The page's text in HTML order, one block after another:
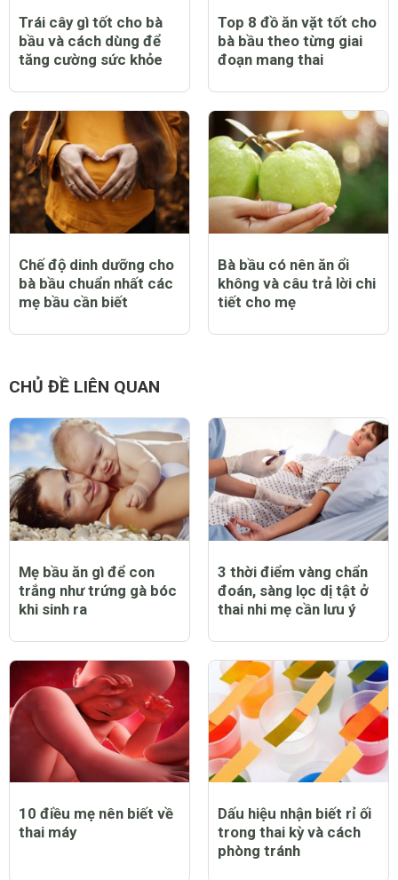
Trái cây gì tốt cho bà
bầu và cách dùng để
tăng cường sức khỏe
Top 8 đồ ăn vặt tốt cho
bà bầu theo từng giai
đoạn mang thai
Chế độ dinh dưỡng cho
bà bầu chuẩn nhất các
mẹ bầu cần biết
Bà bầu có nên ăn ổi
không và câu trả lời chi
tiết cho mẹ
CHỦ ĐỀ LIÊN QUAN
Mẹ bầu ăn gì để con
trắng như trứng gà bóc
khi sinh ra
3 thời điểm vàng chẩn
đoán, sàng lọc dị tật ở
thai nhi mẹ cần lưu ý
10 điều mẹ nên biết về
thai máy
Dấu hiệu nhận biết rỉ ối
trong thai kỳ và cách
phòng tránh